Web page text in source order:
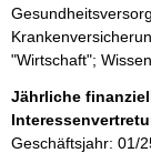
"Wirtschaft";
Jährliche
Geschäftsjahr: 01/